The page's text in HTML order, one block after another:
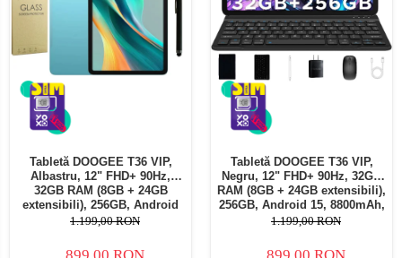
Tabletă DOOGEE T36 VIP,
Albastru, 12" FHD+ 90Hz,
32GB RAM (8GB + 24GB
extensibili), 256GB, Android
15, 8800mAh, Dual SIM
1.199,00 RON
Tabletă DOOGEE T36 VIP,
Negru, 12" FHD+ 90Hz, 32GB
RAM (8GB + 24GB extensibili),
256GB, Android 15, 8800mAh,
Dual SIM
1.199,00 RON